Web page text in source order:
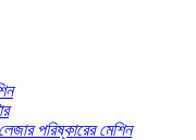
লেজার পরিষ্কারের মেশিন